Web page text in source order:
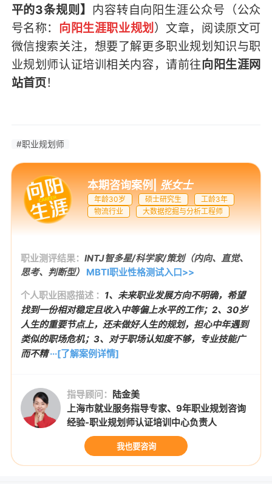
平的3条规则】 内容转自向阳生涯公众号（公众
号名称： 向阳生涯职业规划 ） 文章，阅读原文可
微信搜索关注，想要了解更多职业规划知识与职
业规划师认证培训相关内容，请前往向阳生涯网
站首页！
#职业规划师
本期咨询案例|张女士
年龄30岁 硕士研究生
工龄3年
物流行业
大数据挖掘与分析工程师
职业测评结果： INTJ智多星/科学家/策划（内向、直觉、
思考、判断型）
MBTI职业性格测试入口>>
个人职业困惑描述 ： 1、未来职业发展方向不明确，希望
找到一份相对稳定且收入中等偏上水平的工作；2、30岁
人生的重要节点上，还未做好人生的规划，担心中年遇到
类似的职场危机；3、对于职场认知度不够，专业技能广
而不精···[了解案例详情]
指导顾问： 陆金美
上海市就业服务指导专家、9年职业规划咨询
经验-职业规划师认证培训中心负责人
我也要咨询